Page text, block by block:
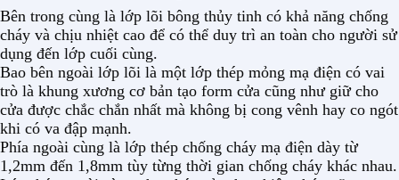
Bên trong cùng là lớp lõi bông thủy tinh có khả năng chống
cháy và chịu nhiệt cao để có thể duy trì an toàn cho người sử
dụng đến lớp cuối cùng.
Bao bên ngoài lớp lõi là một lớp thép mỏng mạ điện có vai
trò là khung xương cơ bản tạo form cửa cũng như giữ cho
cửa được chắc chắn nhất mà không bị cong vênh hay co ngót
khi có va đập mạnh.
Phía ngoài cùng là lớp thép chống cháy mạ điện dày từ
1,2mm đến 1,8mm tùy từng thời gian chống cháy khác nhau.